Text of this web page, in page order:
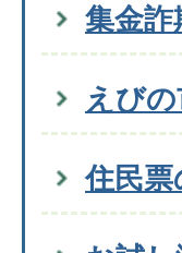
集金
えび
住民